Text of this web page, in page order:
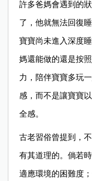
許多爸媽會遇到的
了，他就無法回復
寶寶尚未進入深度
媽還能做的還是按
力，陪伴寶寶多玩
感，而不是讓寶寶
全感。
古老習俗曾提到，
有其道理的。倘若
適應環境的困難度